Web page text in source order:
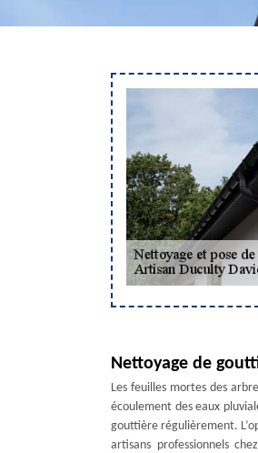
Nettoyage de
Les feuilles mortes des
écoulement des eaux
gouttière régulièrement.
artisans professionnels